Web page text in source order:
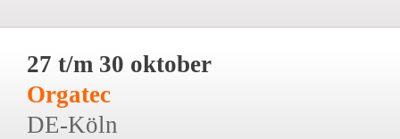
27 t/m 30 oktober
Orgatec
DE-Köln